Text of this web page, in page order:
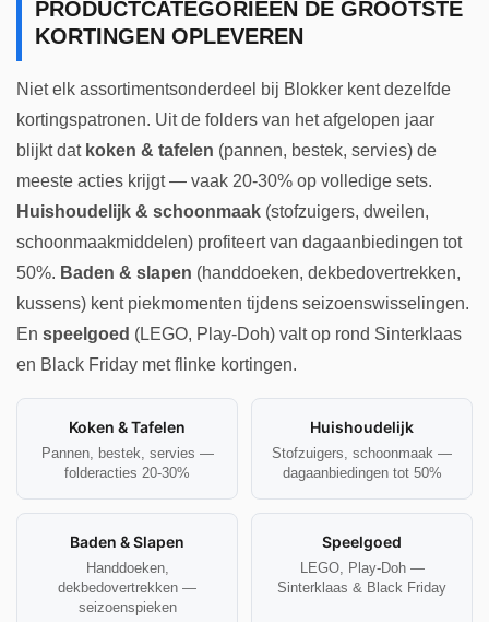
PRODUCTCATEGORIEËN DE GROOTSTE
KORTINGEN OPLEVEREN
Niet elk assortimentsonderdeel bij Blokker kent dezelfde
kortingspatronen. Uit de folders van het afgelopen jaar
blijkt dat koken & tafelen (pannen, bestek, servies) de
meeste acties krijgt — vaak 20-30% op volledige sets.
Huishoudelijk & schoonmaak (stofzuigers, dweilen,
schoonmaakmiddelen) profiteert van dagaanbiedingen tot
50%. Baden & slapen (handdoeken, dekbedovertrekken,
kussens) kent piekmomenten tijdens seizoenswisselingen.
En speelgoed (LEGO, Play-Doh) valt op rond Sinterklaas
en Black Friday met flinke kortingen.
Koken & Tafelen
Pannen, bestek, servies —
folderacties 20-30%
Huishoudelijk
Stofzuigers, schoonmaak —
dagaanbiedingen tot 50%
Baden & Slapen
Handdoeken,
dekbedovertrekken —
seizoenspieken
Speelgoed
LEGO, Play-Doh —
Sinterklaas & Black Friday